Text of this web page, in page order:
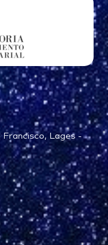
Lages -